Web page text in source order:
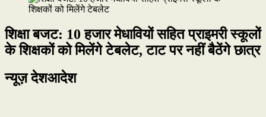
शिक्षा बजट: 10 हजार मेधावियों सहित प्राइमरी स्कूलों
के शिक्षकों को मिलेंगे टेबलेट, टाट पर नहीं बैठेंगे छात्र
न्यूज़ देशआदेश